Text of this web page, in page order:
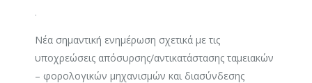
.
Νέα σημαντική ενημέρωση σχετικά με τις
υποχρεώσεις απόσυρσης/αντικατάστασης ταμειακών
– φορολογικών μηχανισμών και διασύνδεσης